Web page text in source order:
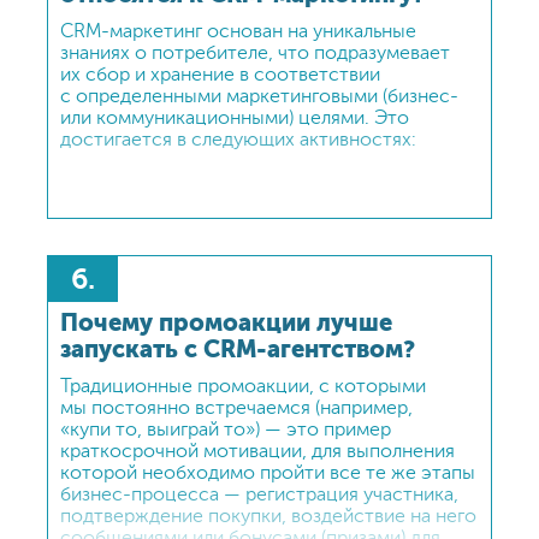
CRM-маркетинг основан на уникальные
знаниях о потребителе, что подразумевает
их сбор и хранение в соответствии
с определенными маркетинговыми (бизнес-
или коммуникационными) целями. Это
достигается в следующих активностях:
6.
Почему промоакции лучше
запускать с CRM-агентством?
Традиционные промоакции, с которыми
мы постоянно встречаемся (например,
«купи то, выиграй то») — это пример
краткосрочной мотивации, для выполнения
которой необходимо пройти все те же этапы
бизнес-процесса — регистрация участника,
подтверждение покупки, воздействие на него